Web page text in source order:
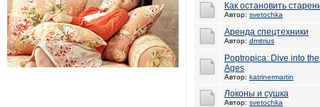
Как остановить
Автор: svetochka
Аренда спецтехники
Автор: dmitrius
Poptropica: Dive into
Ages
Автор: katrinermartin
Локоны и сушка
Автор: svetochka